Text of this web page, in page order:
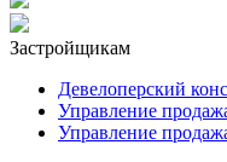
Застройщикам
Девелоперский
Управление
Управление